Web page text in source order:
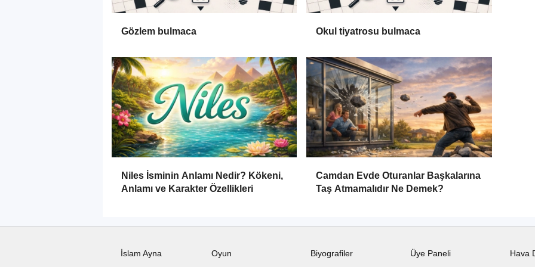
Gözlem bulmaca Okul tiyatrosu bulmaca
Niles İsminin Anlamı Nedir? Kökeni,
Anlamı ve Karakter Özellikleri
Camdan Evde Oturanlar Başkalarına
Taş Atmamalıdır Ne Demek?
İslam Ayna
Oyun
Biyografiler
Üye Paneli
Hava